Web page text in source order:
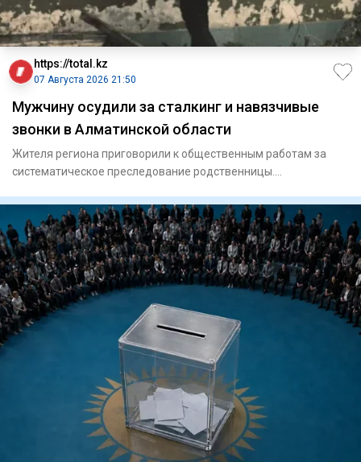
https://total.kz
07 Августа 2026 21:50
Мужчину осудили за сталкинг и навязчивые
звонки в Алматинской области
Жителя региона приговорили к общественным работам за
систематическое преследование родственницы.